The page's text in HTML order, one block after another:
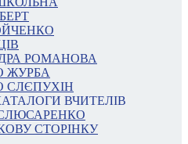
РОМАНОВА
ЖУРБА
ВЧИТЕЛІВ
СТОРІНКУ